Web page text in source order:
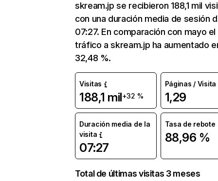
skream.jp se recibieron 188,1 mil
con una duración media de sesión
07:27. En comparación con mayo el
tráfico a skream.jp ha aumentado
32,48 %.
Visitas
188,1 mil+32 %
Páginas / Visita
1,29
Duración media de la
visita
07:27
Tasa de rebote
88,96 %
Total de últimas visitas 3 meses